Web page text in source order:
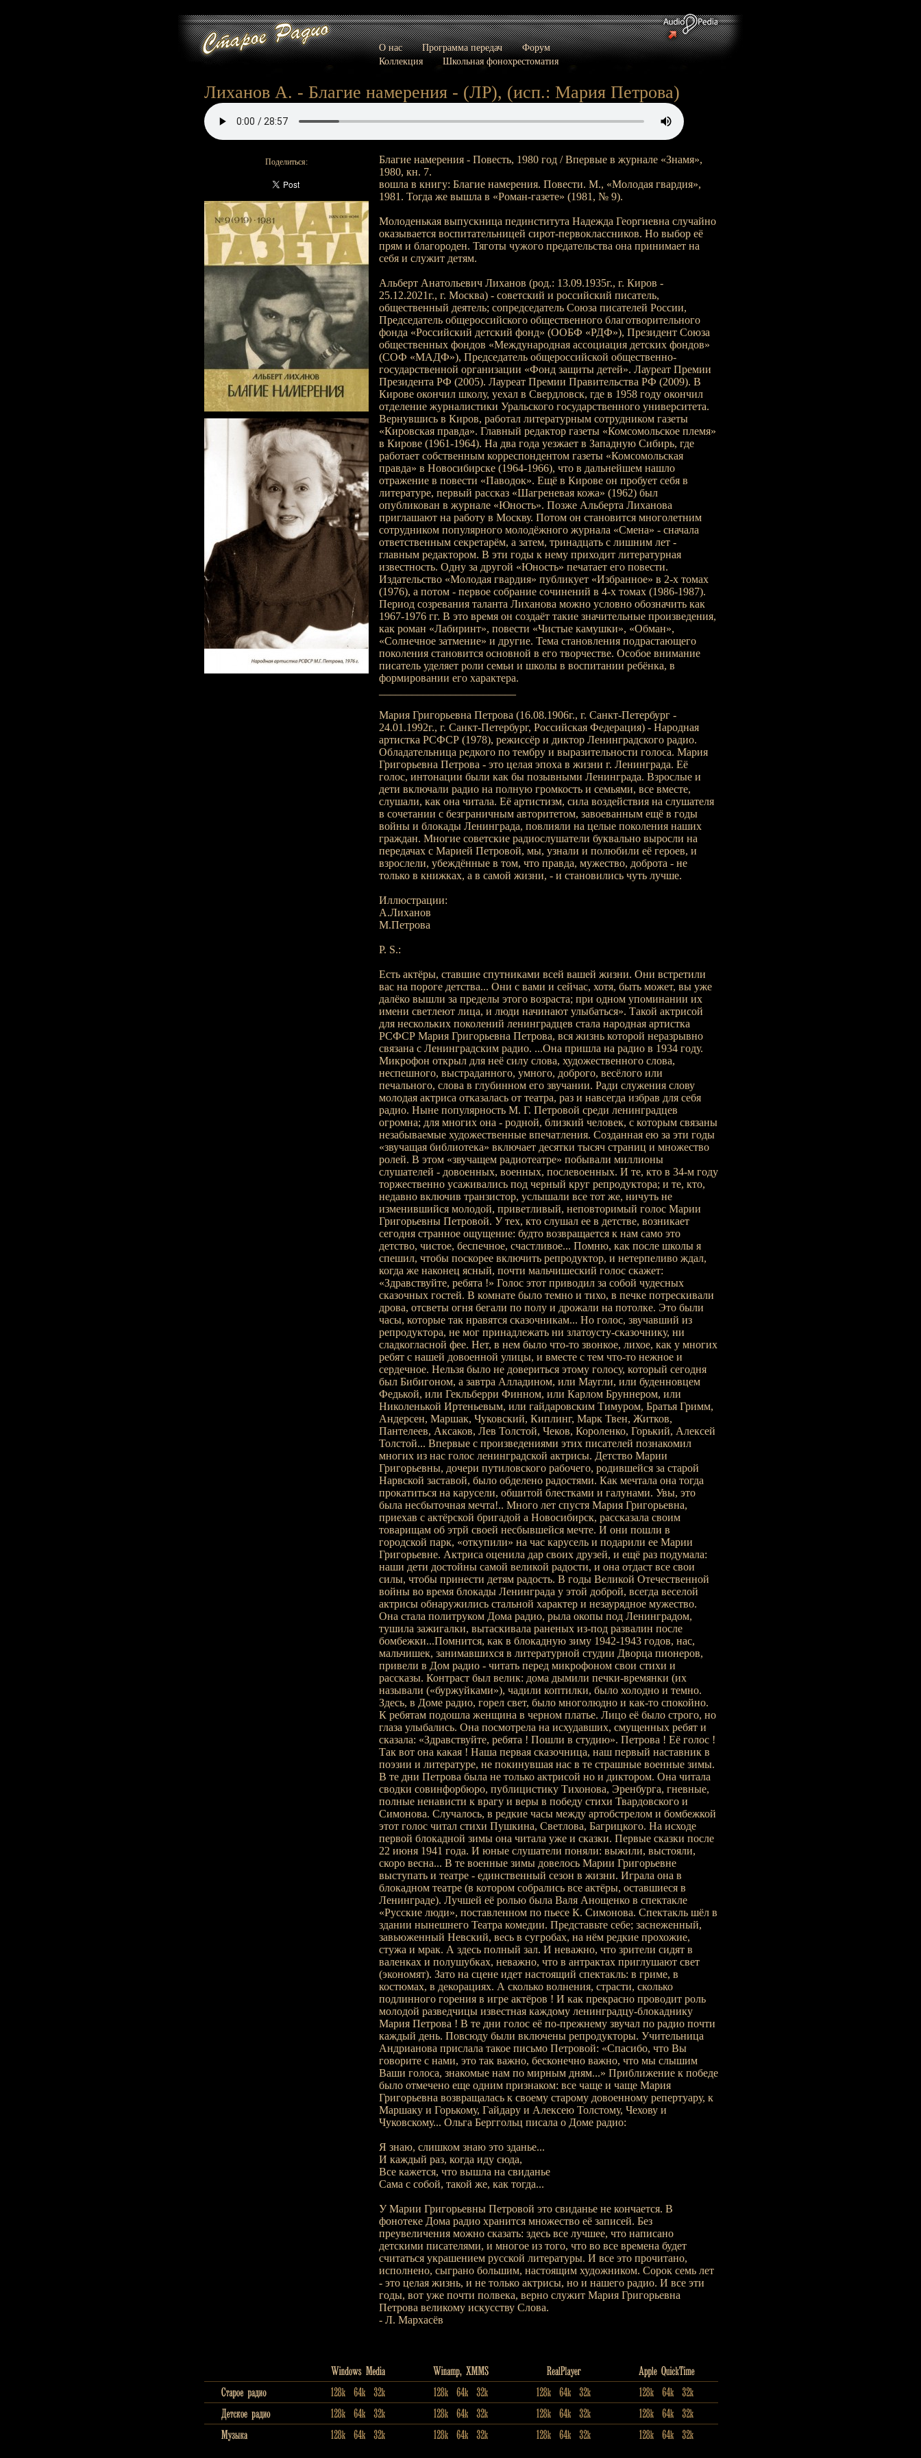
О нас Программа передач
Форум
Коллекция
Школьная фонохрестоматия
Лиханов А. - Благие намерения - (ЛР), (исп.: Мария Петрова)
Поделиться:
Благие намерения - Повесть, 1980 год / Впервые в журнале «Знамя»,
1980, кн. 7.
вошла в книгу: Благие намерения. Повести. М., «Молодая гвардия»,
1981. Тогда же вышла в «Роман-газете» (1981, № 9).
Молоденькая выпускница пединститута Надежда Георгиевна случайно
оказывается воспитательницей сирот-первоклассников. Но выбор её
прям и благороден. Тяготы чужого предательства она принимает на
себя и служит детям.
Альберт Анатольевич Лиханов (род.: 13.09.1935г., г. Киров -
25.12.2021г., г. Москва) - советский и российский писатель,
общественный деятель; сопредседатель Союза писателей России,
Председатель общероссийского общественного благотворительного
фонда «Российский детский фонд» (ООБФ «РДФ»), Президент Союза
общественных фондов «Международная ассоциация детских фондов»
(СОФ «МАДФ»), Председатель общероссийской общественно-
государственной организации «Фонд защиты детей». Лауреат Премии
Президента РФ (2005). Лауреат Премии Правительства РФ (2009). В
Кирове окончил школу, уехал в Свердловск, где в 1958 году окончил
отделение журналистики Уральского государственного университета.
Вернувшись в Киров, работал литературным сотрудником газеты
«Кировская правда». Главный редактор газеты «Комсомольское племя»
в Кирове (1961-1964). На два года уезжает в Западную Сибирь, где
работает собственным корреспондентом газеты «Комсомольская
правда» в Новосибирске (1964-1966), что в дальнейшем нашло
отражение в повести «Паводок». Ещё в Кирове он пробует себя в
литературе, первый рассказ «Шагреневая кожа» (1962) был
опубликован в журнале «Юность». Позже Альберта Лиханова
приглашают на работу в Москву. Потом он становится многолетним
сотрудником популярного молодёжного журнала «Смена» - сначала
ответственным секретарём, а затем, тринадцать с лишним лет -
главным редактором. В эти годы к нему приходит литературная
известность. Одну за другой «Юность» печатает его повести.
Издательство «Молодая гвардия» публикует «Избранное» в 2-х томах
(1976), а потом - первое собрание сочинений в 4-х томах (1986-1987).
Период созревания таланта Лиханова можно условно обозначить как
1967-1976 гг. В это время он создаёт такие значительные произведения,
как роман «Лабиринт», повести «Чистые камушки», «Обман»,
«Солнечное затмение» и другие. Тема становления подрастающего
поколения становится основной в его творчестве. Особое внимание
писатель уделяет роли семьи и школы в воспитании ребёнка, в
формировании его характера.
Мария Григорьевна Петрова (16.08.1906г., г. Санкт-Петербург -
24.01.1992г., г. Санкт-Петербург, Российская Федерация) - Народная
артистка РСФСР (1978), режиссёр и диктор Ленинградского радио.
Обладательница редкого по тембру и выразительности голоса. Мария
Григорьевна Петрова - это целая эпоха в жизни г. Ленинграда. Её
голос, интонации были как бы позывными Ленинграда. Взрослые и
дети включали радио на полную громкость и семьями, все вместе,
слушали, как она читала. Её артистизм, сила воздействия на слушателя
в сочетании с безграничным авторитетом, завоеванным ещё в годы
войны и блокады Ленинграда, повлияли на целые поколения наших
граждан. Многие советские радиослушатели буквально выросли на
передачах с Марией Петровой, мы, узнали и полюбили её героев, и
взрослели, убеждённые в том, что правда, мужество, доброта - не
только в книжках, а в самой жизни, - и становились чуть лучше.
Иллюстрации:
А.Лиханов
М.Петрова
P. S.:
Есть актёры, ставшие спутниками всей вашей жизни. Они встретили
вас на пороге детства... Они с вами и сейчас, хотя, быть может, вы уже
далёко вышли за пределы этого возраста; при одном упоминании их
имени светлеют лица, и люди начинают улыбаться». Такой актрисой
для нескольких поколений ленинградцев стала народная артистка
РСФСР Мария Григорьевна Петрова, вся жизнь которой неразрывно
связана с Ленинградским радио. ...Она пришла на радио в 1934 году.
Микрофон открыл для неё силу слова, художественного слова,
неспешного, выстраданного, умного, доброго, весёлого или
печального, слова в глубинном его звучании. Ради служения слову
молодая актриса отказалась от театра, раз и навсегда избрав для себя
радио. Ныне популярность М. Г. Петровой среди ленинградцев
огромна; для многих она - родной, близкий человек, с которым связаны
незабываемые художественные впечатления. Созданная ею за эти годы
«звучащая библиотека» включает десятки тысяч страниц и множество
ролей. В этом «звучащем радиотеатре» побывали миллионы
слушателей - довоенных, военных, послевоенных. И те, кто в 34-м году
торжественно усаживались под черный круг репродуктора; и те, кто,
недавно включив транзистор, услышали все тот же, ничуть не
изменившийся молодой, приветливый, неповторимый голос Марии
Григорьевны Петровой. У тех, кто слушал ее в детстве, возникает
сегодня странное ощущение: будто возвращается к нам само это
детство, чистое, беспечное, счастливое... Помню, как после школы я
спешил, чтобы поскорее включить репродуктор, и нетерпеливо ждал,
когда же наконец ясный, почти мальчишеский голос скажет:
«Здравствуйте, ребята !» Голос этот приводил за собой чудесных
сказочных гостей. В комнате было темно и тихо, в печке потрескивали
дрова, отсветы огня бегали по полу и дрожали на потолке. Это были
часы, которые так нравятся сказочникам... Но голос, звучавший из
репродуктора, не мог принадлежать ни златоусту-сказочнику, ни
сладкогласной фее. Нет, в нем было что-то звонкое, лихое, как у многих
ребят с нашей довоенной улицы, и вместе с тем что-то нежное и
сердечное. Нельзя было не довериться этому голосу, который сегодня
был Бибигоном, а завтра Алладином, или Маугли, или буденновцем
Федькой, или Гекльберри Финном, или Карлом Бруннером, или
Николенькой Иртеньевым, или гайдаровским Тимуром, Братья Гримм,
Андерсен, Маршак, Чуковский, Киплинг, Марк Твен, Житков,
Пантелеев, Аксаков, Лев Толстой, Чеков, Короленко, Горький, Алексей
Толстой... Впервые с произведениями этих писателей познакомил
многих из нас голос ленинградской актрисы. Детство Марии
Григорьевны, дочери путиловского рабочего, родившейся за старой
Нарвской заставой, было обделено радостями. Как мечтала она тогда
прокатиться на карусели, обшитой блестками и галунами. Увы, это
была несбыточная мечта!.. Много лет спустя Мария Григорьевна,
приехав с актёрской бригадой а Новосибирск, рассказала своим
товарищам об этрй своей несбывшейся мечте. И они пошли в
городской парк, «откупили» на час карусель и подарили ее Марии
Григорьевне. Актриса оценила дар своих друзей, и ещё раз подумала:
наши дети достойны самой великой радости, и она отдаст все свои
силы, чтобы принести детям радость. В годы Великой Отечественной
войны во время блокады Ленинграда у этой доброй, всегда веселой
актрисы обнаружились стальной характер и незаурядное мужество.
Она стала политруком Дома радио, рыла окопы под Ленинградом,
тушила зажигалки, вытаскивала раненых из-под развалин после
бомбежки...Помнится, как в блокадную зиму 1942-1943 годов, нас,
мальчишек, занимавшихся в литературной студии Дворца пионеров,
привели в Дом радио - читать перед микрофоном свои стихи и
рассказы. Контраст был велик: дома дымили печки-времянки (их
называли («буржуйками»), чадили коптилки, было холодно и темно.
Здесь, в Доме радио, горел свет, было многолюдно и как-то спокойно.
К ребятам подошла женщина в черном платье. Лицо её было строго, но
глаза улыбались. Она посмотрела на исхудавших, смущенных ребят и
сказала: «Здравствуйте, ребята ! Пошли в студию». Петрова ! Её голос !
Так вот она какая ! Наша первая сказочница, наш первый наставник в
поэзии и литературе, не покинувшая нас в те страшные военные зимы.
В те дни Петрова была не только актрисой но и диктором. Она читала
сводки совинфорбюро, публицистику Тихонова, Эренбурга, гневные,
полные ненависти к врагу и веры в победу стихи Твардовского и
Симонова. Случалось, в редкие часы между артобстрелом и бомбежкой
этот голос читал стихи Пушкина, Светлова, Багрицкого. На исходе
первой блокадной зимы она читала уже и сказки. Первые сказки после
22 июня 1941 года. И юные слушатели поняли: выжили, выстояли,
скоро весна... В те военные зимы довелось Марии Григорьевне
выступать и театре - единственный сезон в жизни. Играла она в
блокадном театре (в котором собрались все актёры, оставшиеся в
Ленинграде). Лучшей её ролью была Валя Анощенко в спектакле
«Русские люди», поставленном по пьесе К. Симонова. Спектакль шёл в
здании нынешнего Театра комедии. Представьте себе; заснеженный,
завьюженный Невский, весь в сугробах, на нём редкие прохожие,
стужа и мрак. А здесь полный зал. И неважно, что зрители сидят в
валенках и полушубках, неважно, что в антрактах приглушают свет
(экономят). Зато на сцене идет настоящий спектакль: в гриме, в
костюмах, в декорациях. А сколько волнения, страсти, сколько
подлинного горения в игре актёров ! И как прекрасно проводит роль
молодой разведчицы известная каждому ленинградцу-блокаднику
Мария Петрова ! В те дни голос её по-прежнему звучал по радио почти
каждый день. Повсюду были включены репродукторы. Учительница
Андрианова прислала такое письмо Петровой: «Спасибо, что Вы
говорите с нами, это так важно, бесконечно важно, что мы слышим
Ваши голоса, знакомые нам по мирным дням...» Приближение к победе
было отмечено еще одним признаком: все чаще и чаще Мария
Григорьевна возвращалась к своему старому довоенному репертуару, к
Маршаку и Горькому, Гайдару и Алексею Толстому, Чехову и
Чуковскому... Ольга Берггольц писала о Доме радио:
Я знаю, слишком знаю это зданье...
И каждый раз, когда иду сюда,
Все кажется, что вышла на свиданье
Сама с собой, такой же, как тогда...
У Марии Григорьевны Петровой это свиданье не кончается. В
фонотеке Дома радио хранится множество её записей. Без
преувеличения можно сказать: здесь все лучшее, что написано
детскими писателями, и многое из того, что во все времена будет
считаться украшением русской литературы. И все это прочитано,
исполнено, сыграно большим, настоящим художником. Сорок семь лет
- это целая жизнь, и не только актрисы, но и нашего радио. И все эти
годы, вот уже почти полвека, верно служит Мария Григорьевна
Петрова великому искусству Слова.
- Л. Мархасёв